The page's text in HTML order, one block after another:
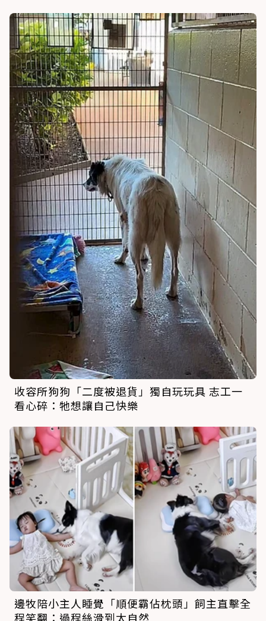
收容所狗狗「二度被退貨」獨自玩玩具 志工一
看心碎：牠想讓自己快樂
邊牧陪小主人睡覺「順便霸佔枕頭」飼主直擊全
程笑翻：過程絲滑到太自然